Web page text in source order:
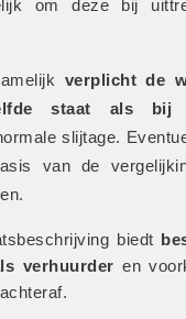
om deze bij
verplicht de
staat als bij
slijtage.
van de
biedt
verhuurder en